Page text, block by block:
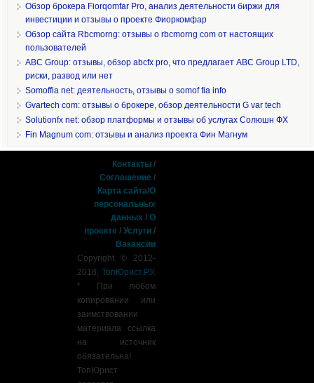
Обзор брокера Fiorqomfar Pro, анализ деятельности биржи для
инвестиции и отзывы о проекте Фиоркомфар
Обзор сайта Rbcmorng: отзывы о rbcmorng com от настоящих
пользователей
ABC Group: отзывы, обзор abcfx pro, что предлагает ABC Group LTD,
риски, развод или нет
Somoffia net: деятельность, отзывы о somof fia info
Gvartech com: отзывы о брокере, обзор деятельности G var tech
Solutionfx net: обзор платформы и отзывы об услугах Солюшн ФХ
Fin Magnum com: отзывы и анализ проекта Фин Магнум
Контакты /
Соглашение /
Карта сайта/О
персональных
данных /О
проекте /Услуги /
Вакансии
Copyright © 2012-
2018,ТопЮрист.РУ.
* При любом
копировании или
заимствовании
материала ссылка
на источник
обязательна!
ТопЮрист